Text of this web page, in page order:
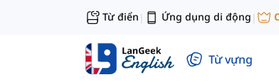
Từ điển | Ứng dụng di động |
Từ vựng